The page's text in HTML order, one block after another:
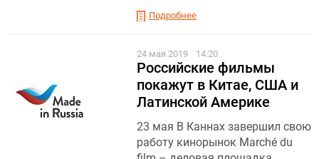
Подробнее
24 мая 2019 14:20
Российские фильмы
покажут в Китае, США и
Латинской Америке
23 мая В Каннах завершил свою
работу кинорынок Marché du